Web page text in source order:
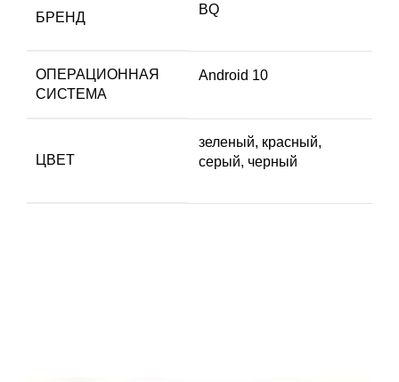
БРЕНД
BQ
ОПЕРАЦИОННАЯ
СИСТЕМА
Android 10
ЦВЕТ
зеленый, красный,
серый, черный